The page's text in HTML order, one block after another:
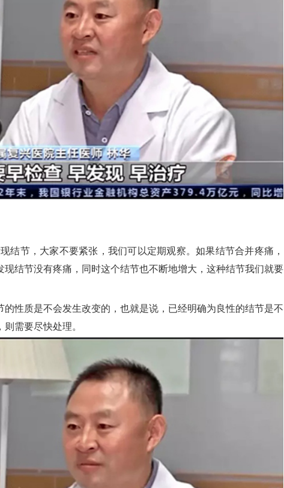
结节，大家不要紧张，我们可以定期观察。如果结节合并疼痛，
结节没有疼痛，同时这个结节也不断地增大，这种结节我们就要
性质是不会发生改变的，也就是说，已经明确为良性的结节是不
需要尽快处理。